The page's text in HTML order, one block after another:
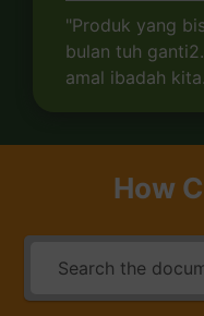
"Produk yang
bulan tuh
amal ibadah
How